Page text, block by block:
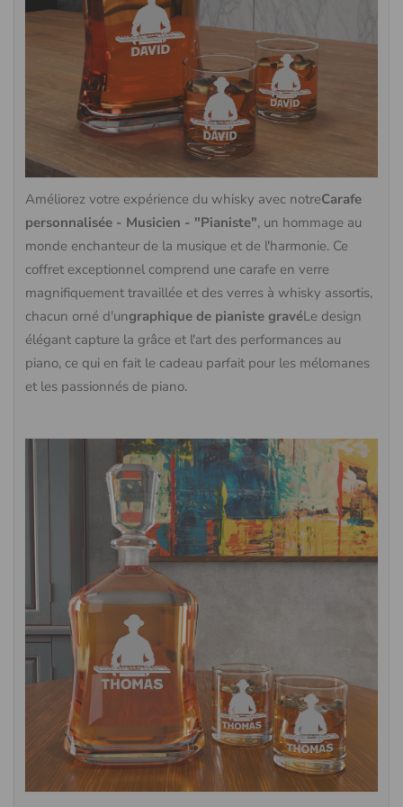
Améliorez votre expérience du whisky avec notreCarafe
personnalisée - Musicien - "Pianiste", un hommage au
monde enchanteur de la musique et de l'harmonie. Ce
coffret exceptionnel comprend une carafe en verre
magnifiquement travaillée et des verres à whisky assortis,
chacun orné d'ungraphique de pianiste gravéLe design
élégant capture la grâce et l'art des performances au
piano, ce qui en fait le cadeau parfait pour les mélomanes
et les passionnés de piano.